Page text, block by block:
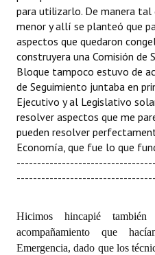
para utilizarlo. De manera tal
menor y allí se planteó que
aspectos que quedaron
construyera una Comisión de
Bloque tampoco estuvo de
de Seguimiento juntaba en
Ejecutivo y al Legislativo
resolver aspectos que me
pueden resolver
Economía, que fue lo que
Hicimos hincapié
acompañamiento que
Emergencia, dado que los